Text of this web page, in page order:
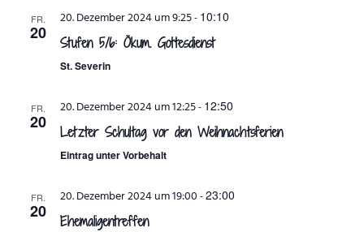
FR.
20
20. Dezember 2024 um 9:25- 10:10
Stufen 5/6: Ökum. Gottesdienst
St. Severin
FR.
20
20. Dezember 2024 um 12:25- 12:50
Letzter Schultag vor den Weihnachtsferien
Eintrag unter Vorbehalt
FR.
20
20. Dezember 2024 um 19:00 -23:00
Ehemaligentreffen